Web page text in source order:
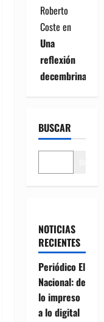
Roberto
Coste en
Una
reflexión
decembrina
BUSCAR
NOTICIAS
RECIENTES
Periódico El
Nacional: de
lo impreso
a lo digital